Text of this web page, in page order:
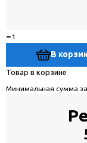
−
В
Товар в корзине
Минимальная сумма